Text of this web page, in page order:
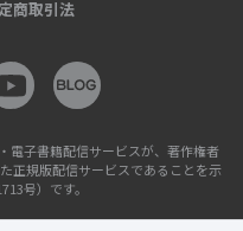
商取引法
電子書籍配信サービスが、著作権者
正規版配信サービスであることを示
号）です。